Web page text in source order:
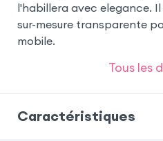
l'habillera avec elegance.
sur-mesure transparente
mobile.
Tous les
Caractéristiques